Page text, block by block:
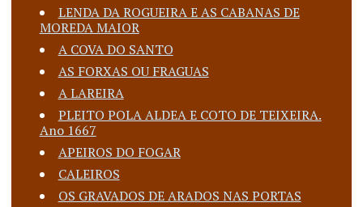
LENDA DA ROGUEIRA E AS CABANAS DE
MOREDA MAIOR
A COVA DO SANTO
AS FORXAS OU FRAGUAS
A LAREIRA
PLEITO POLA ALDEA E COTO DE TEIXEIRA.
Ano 1667
APEIROS DO FOGAR
CALEIROS
OS GRAVADOS DE ARADOS NAS PORTAS